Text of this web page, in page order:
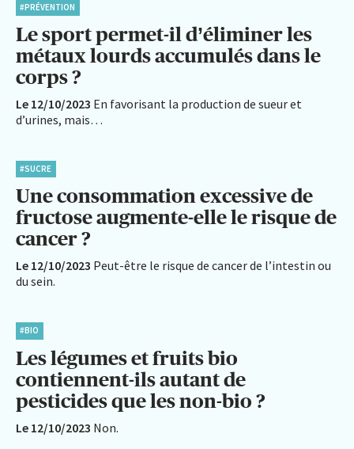
#PRÉVENTION
Le sport permet-il d’éliminer les
métaux lourds accumulés dans le
corps ?
Le 12/10/2023 En favorisant la production de sueur et
d’urines, mais…
#SUCRE
Une consommation excessive de
fructose augmente-elle le risque de
cancer ?
Le 12/10/2023 Peut-être le risque de cancer de l’intestin ou
du sein.
#BIO
Les légumes et fruits bio
contiennent-ils autant de
pesticides que les non-bio ?
Le 12/10/2023 Non.